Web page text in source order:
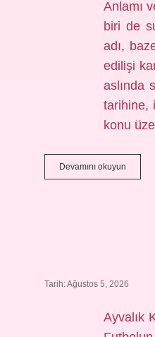
Anlamı
biri de
adı,
edilişi
aslında
tarihine,
konu
Devamını okuyun
ı
Tarih: Ağustos 5, 2026
Ayvalık